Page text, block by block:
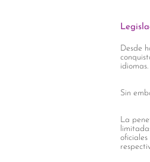
Desde
idiomas.
Sin
La